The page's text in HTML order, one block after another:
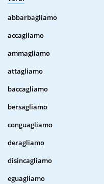
abbarbagliamo
accagliamo
ammagliamo
attagliamo
baccagliamo
bersagliamo
conguagliamo
deragliamo
disincagliamo
eguagliamo